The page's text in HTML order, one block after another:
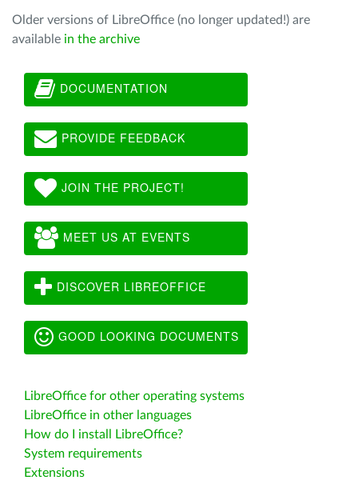
Older versions of LibreOffice (no longer updated!) are
available in the archive
DOCUMENTATION
PROVIDE FEEDBACK
JOIN THE PROJECT!
MEET US AT EVENTS
DISCOVER LIBREOFFICE
GOOD LOOKING DOCUMENTS
LibreOffice for other operating systems
LibreOffice in other languages
How do I install LibreOffice?
System requirements
Extensions